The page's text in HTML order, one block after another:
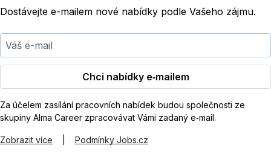
Dostávejte e-mailem nové nabídky podle Vašeho zájmu.
Váš e-mail
Chci nabídky e‑mailem
Za účelem zasílání pracovních nabídek budou společnosti ze
skupiny Alma Career zpracovávat Vámi zadaný e‑mail.
Zobrazit více Podmínky Jobs.cz